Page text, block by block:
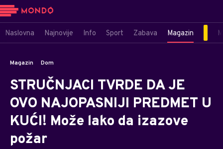
Naslovna Najnovije Info Sport Zabava Magazin
Magazin Dom
STRUČNJACI TVRDE DA JE
OVO NAJOPASNIJI PREDMET U
KUĆI! Može lako da izazove
požar